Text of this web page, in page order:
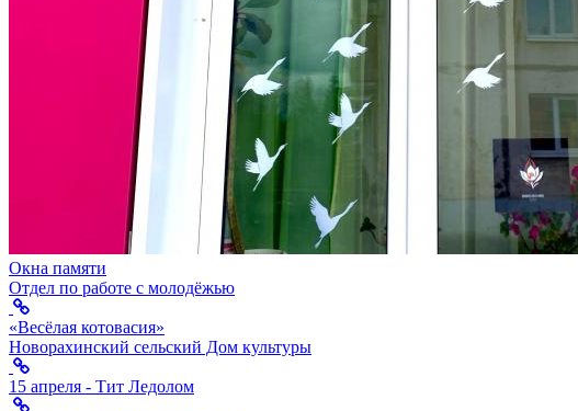
Окна памяти
Отдел по работе с молодёжью
«Весёлая котовасия»
Новорахинский сельский Дом культуры
15 апреля - Тит Ледолом